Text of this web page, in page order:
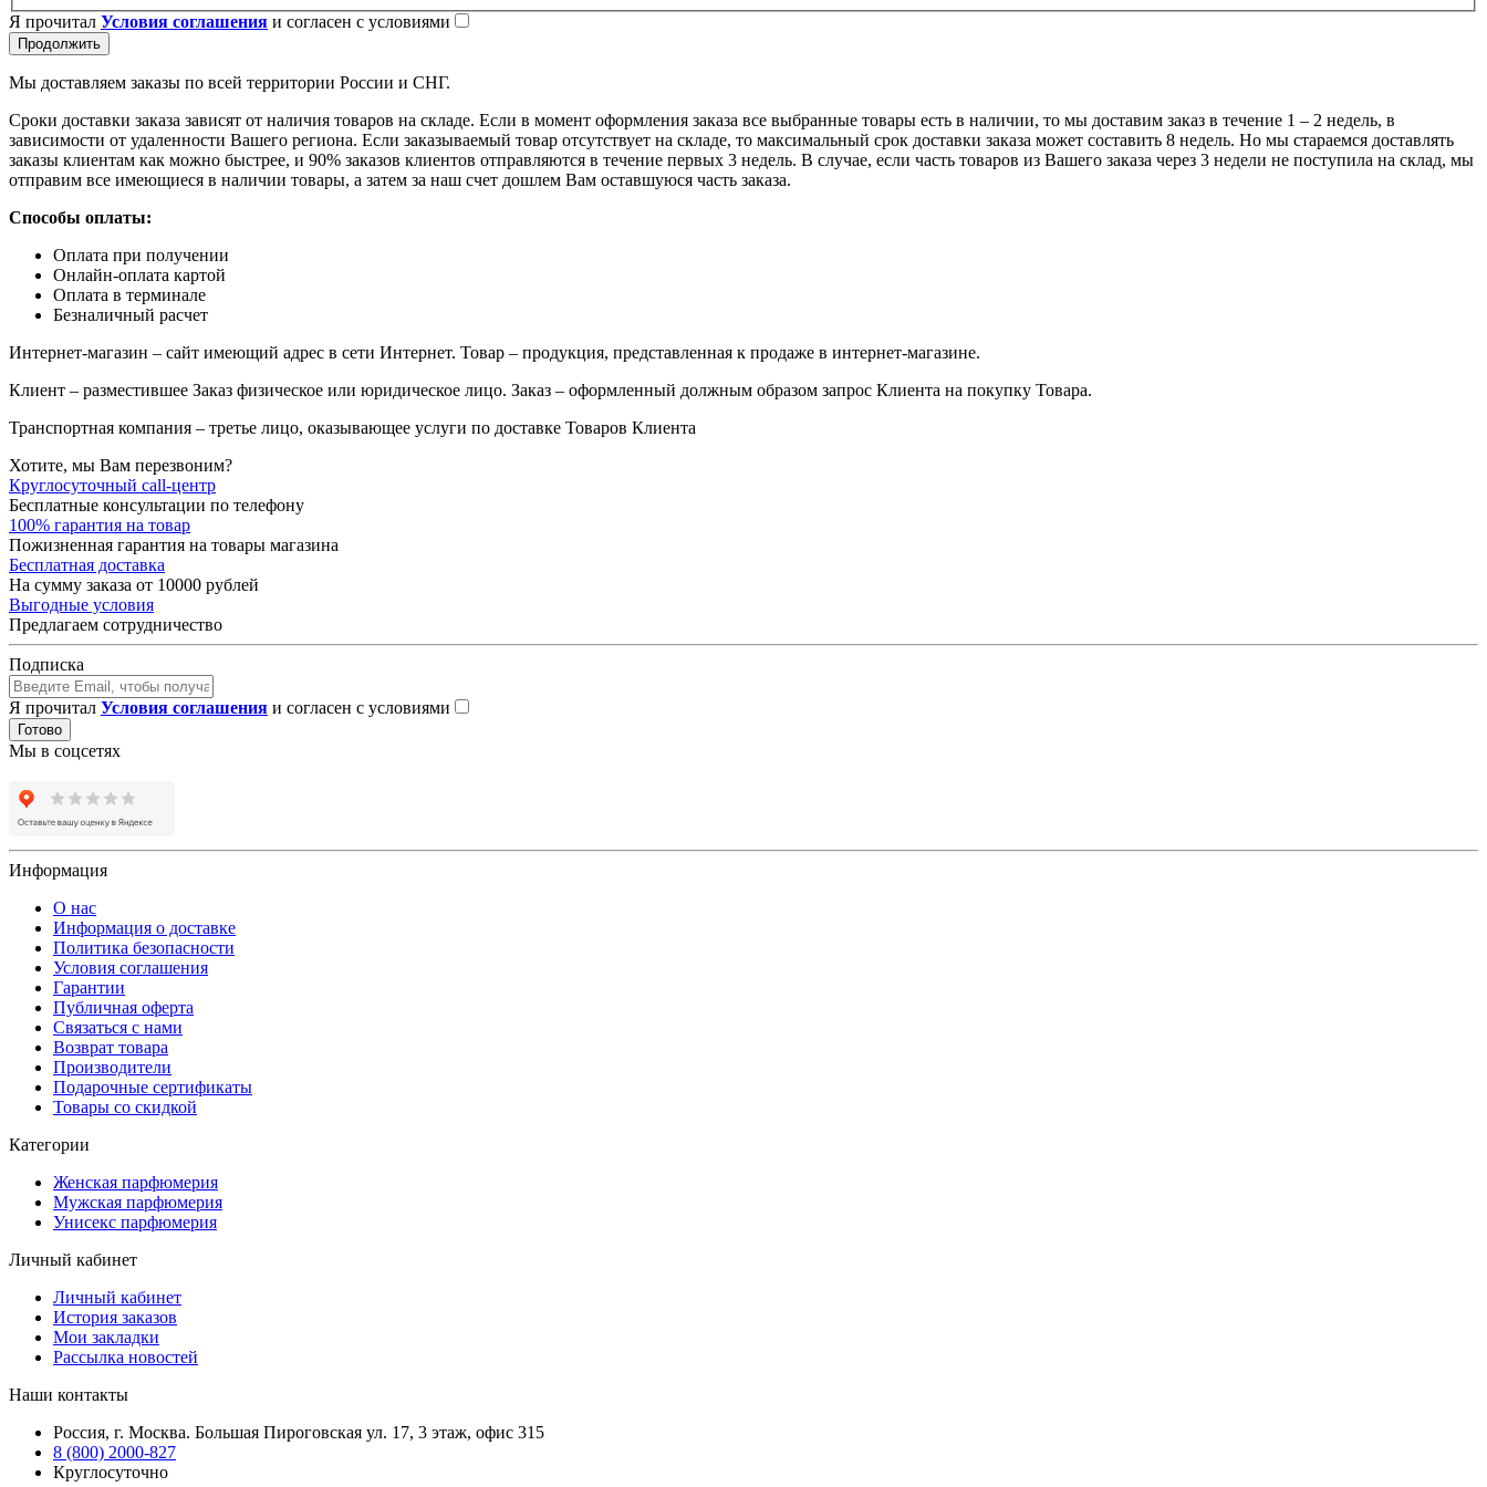
Я прочитал Условия соглашения и согласен с условиями
Продолжить
Мы доставляем заказы по всей территории России и СНГ.
Сроки доставки заказа зависят от наличия товаров на складе. Если в момент оформления заказа все выбранные товары есть в наличии, то мы доставим заказ в течение 1 – 2 недель, в
зависимости от удаленности Вашего региона. Если заказываемый товар отсутствует на складе, то максимальный срок доставки заказа может составить 8 недель. Но мы стараемся доставлять
заказы клиентам как можно быстрее, и 90% заказов клиентов отправляются в течение первых 3 недель. В случае, если часть товаров из Вашего заказа через 3 недели не поступила на склад, мы
отправим все имеющиеся в наличии товары, а затем за наш счет дошлем Вам оставшуюся часть заказа.
Способы оплаты:
Оплата при получении
Онлайн-оплата картой
Оплата в терминале
Безналичный расчет
Интернет-магазин – сайт имеющий адрес в сети Интернет. Товар – продукция, представленная к продаже в интернет-магазине.
Клиент – разместившее Заказ физическое или юридическое лицо. Заказ – оформленный должным образом запрос Клиента на покупку Товара.
Транспортная компания – третье лицо, оказывающее услуги по доставке Товаров Клиента
Хотите, мы Вам перезвоним?
Круглосуточный call-центр
Бесплатные консультации по телефону
100% гарантия на товар
Пожизненная гарантия на товары магазина
Бесплатная доставка
На сумму заказа от 10000 рублей
Выгодные условия
Предлагаем сотрудничество
Подписка
Я прочитал Условия соглашения и согласен с условиями
Готово
Мы в соцсетях
Информация
О нас
Информация о доставке
Политика безопасности
Условия соглашения
Гарантии
Публичная оферта
Связаться с нами
Возврат товара
Производители
Подарочные сертификаты
Товары со скидкой
Категории
Женская парфюмерия
Мужская парфюмерия
Унисекс парфюмерия
Личный кабинет
Личный кабинет
История заказов
Мои закладки
Рассылка новостей
Наши контакты
Россия, г. Москва. Большая Пироговская ул. 17, 3 этаж, офис 315
8 (800) 2000-827
Круглосуточно